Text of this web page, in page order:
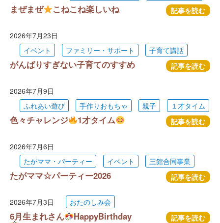
まぜまぜ こねこね楽しいね 記事を読む
2026年7月23日
イベント
ファミリー・サポート 子育て講話
がんばりすぎない子育てのすすめ 記事を読む
2026年7月9日
ふれあい遊び
手作りおもちゃ 親子 １才タイム
色々チャレンジ 1才タイム 記事を読む
2026年7月6日
たがママ・パーティー
イベント 三館合同事業
たがママ☆パーティー2026 記事を読む
2026年7月3日 おたのしみ会
6月生まれさん HappyBirthday 記事を読む